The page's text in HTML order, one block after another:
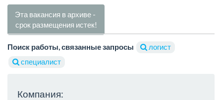
Эта вакансия в архиве -
срок размещения истек!
Поиск работы, связанные запросы
логист
специалист
Компания: